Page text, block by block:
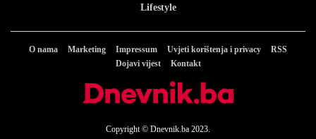
Lifestyle
O nama Marketing Impressum Uvjeti korištenja i privacy
RSS
Dojavi vijest
Kontakt
Copyright © Dnevnik.ba 2023.